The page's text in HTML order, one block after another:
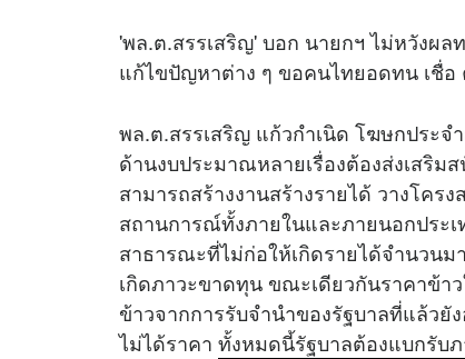
'พล.ต.สรรเสริญ' บอก นายกฯ ไม่หวังผล
แก้ไขปัญหาต่าง ๆ ขอคนไทยอดทน เชื่อ
พล.ต.สรรเสริญ แก้วกำเนิด โฆษกประ
ด้านงบประมาณหลายเรื่องต้องส่งเสริ
สามารถสร้างงานสร้างรายได้ วางโค
สถานการณ์ทั้งภายในและภายนอกประ
สาธารณะที่ไม่ก่อให้เกิดรายได้จำนวน
เกิดภาวะขาดทุน ขณะเดียวกันราคาข้
ข้าวจากการรับจำนำของรัฐบาลที่แล้ว
ไม่ได้ราคา ทั้งหมดนี้รัฐบาลต้องแบกรับ